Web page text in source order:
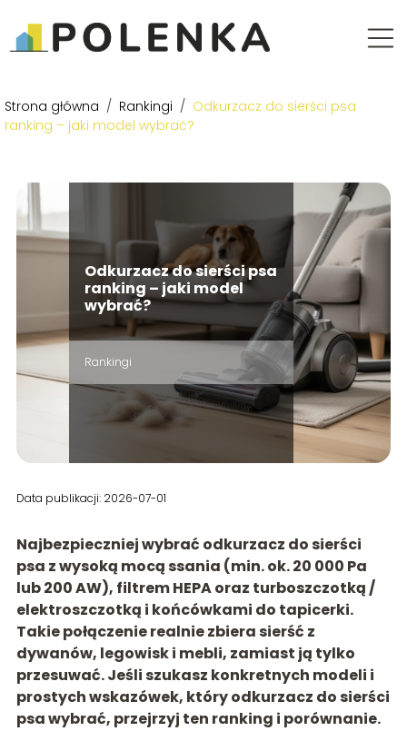
Strona główna / Rankingi / Odkurzacz do sierści psa
ranking – jaki model wybrać?
Odkurzacz do sierści psa
ranking – jaki model
wybrać?
Rankingi
Data publikacji: 2026-07-01
Najbezpieczniej wybrać odkurzacz do sierści
psa z wysoką mocą ssania (min. ok.20 000 Pa
lub200 AW), filtrem HEPAoraz turboszczotką /
elektroszczotką i końcówkami do tapicerki.
Takie połączenie realnie zbiera sierść z
dywanów, legowisk i mebli, zamiast ją tylko
przesuwać. Jeśli szukasz konkretnych modeli i
prostych wskazówek, który odkurzacz do sierści
psa wybrać, przejrzyj ten ranking i porównanie.